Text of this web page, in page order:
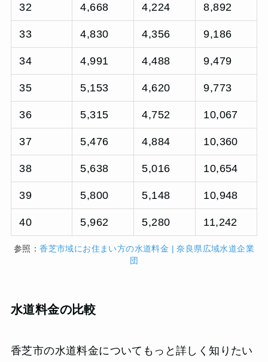
32 4,668 4,224 8,892
33 4,830 4,356 9,186
34 4,991 4,488 9,479
35 5,153 4,620 9,773
36 5,315 4,752 10,067
37 5,476 4,884 10,360
38 5,638 5,016 10,654
39 5,800 5,148 10,948
40 5,962 5,280 11,242
参照：香芝市域にお住まい方の水道料金 | 奈良県広域水道企業
団
水道料金の比較
香芝市の水道料金についてもっと詳しく知りたい